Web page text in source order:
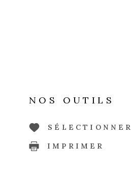
NOS OUTILS
SÉLECTIONNER
IMPRIMER